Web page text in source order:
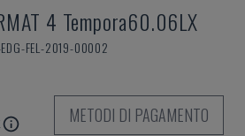
4 Tempora60.06LX
EDG-FEL-2019-00002
METODI DI PAGAMENTO